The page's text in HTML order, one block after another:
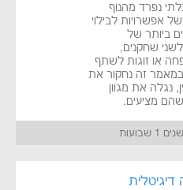
נפרד מהנוף
אפשרויות לבילוי
ביותר של
שחקנים,
או זוגות לשתף
זה נחקור את
נגלה את מגוון
מציעים.